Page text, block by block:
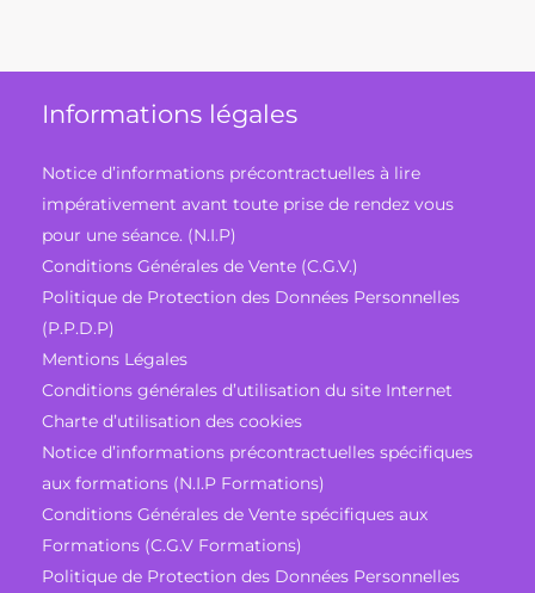
Informations légales
Notice d’informations précontractuelles à lire
impérativement avant toute prise de rendez vous
pour une séance. (N.I.P)
Conditions Générales de Vente (C.G.V.)
Politique de Protection des Données Personnelles
(P.P.D.P)
Mentions Légales
Conditions générales d’utilisation du site Internet
Charte d’utilisation des cookies
Notice d’informations précontractuelles spécifiques
aux formations (N.I.P Formations)
Conditions Générales de Vente spécifiques aux
Formations (C.G.V Formations)
Politique de Protection des Données Personnelles